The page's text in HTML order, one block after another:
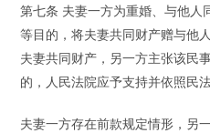
第七条 夫妻一方为重婚、与他人
等目的，将夫妻共同财产赠与他
夫妻共同财产，另一方主张该民
的，人民法院应予支持并依照民
夫妻一方存在前款规定情形，另